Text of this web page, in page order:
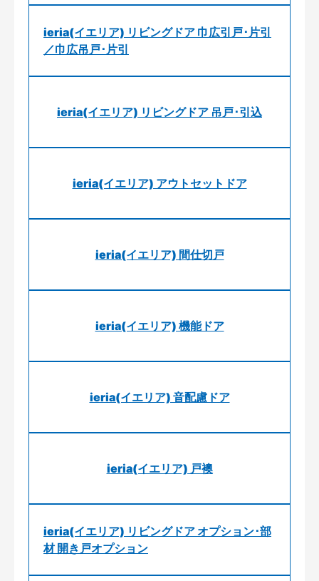
ieria(イエリア) リビングドア 巾広引戸･片引
／巾広吊戸･片引
ieria(イエリア) リビングドア 吊戸･引込
ieria(イエリア) アウトセットドア
ieria(イエリア) 間仕切戸
ieria(イエリア) 機能ドア
ieria(イエリア) 音配慮ドア
ieria(イエリア) 戸襖
ieria(イエリア) リビングドア オプション･部
材 開き戸オプション